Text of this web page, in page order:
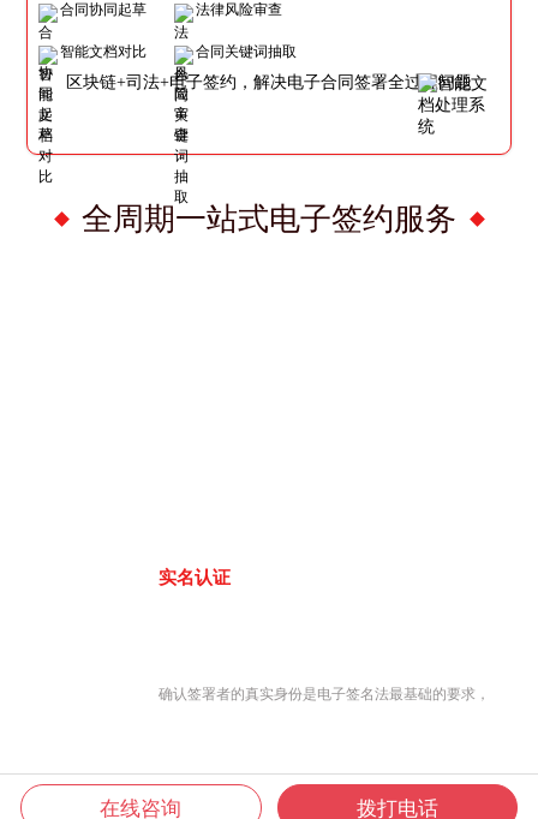
合同协同起草 法律风险审查
智能文档对比 合同关键词抽取
全周期一站式电子签约服务
区块链+司法+电子签约，解决电子合同签署全过程问题
实名认证
确认签署者的真实身份是电子签名法最基础的要求，
在线咨询 拨打电话